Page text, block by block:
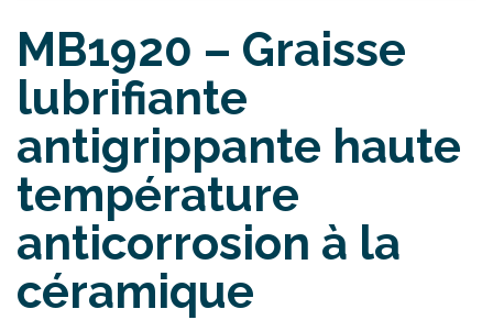
MB1920 – Graisse
lubrifiante
antigrippante haute
température
anticorrosion à la
céramique